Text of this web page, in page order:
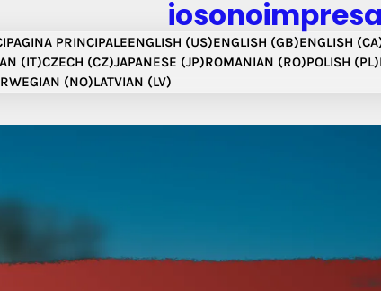
PAGINA PRINCIPALEENGLISH (US)ENGLISH (GB)ENGLISH
(IT)CZECH (CZ)JAPANESE (JP)ROMANIAN (RO)POLISH (PL)
(NO)LATVIAN (LV)